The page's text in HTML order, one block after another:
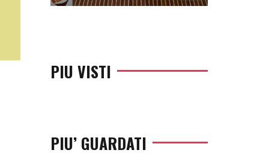
PIU VISTI
PIU’ GUARDATI